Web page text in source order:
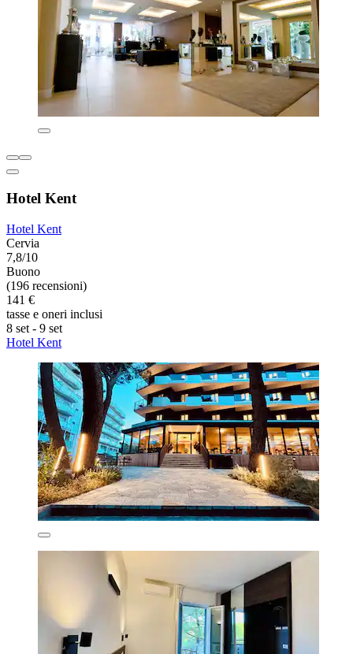
Hotel Kent
Hotel Kent
Cervia
7,8/10
Buono
(196 recensioni)
141 €
tasse e oneri inclusi
8 set - 9 set
Hotel Kent